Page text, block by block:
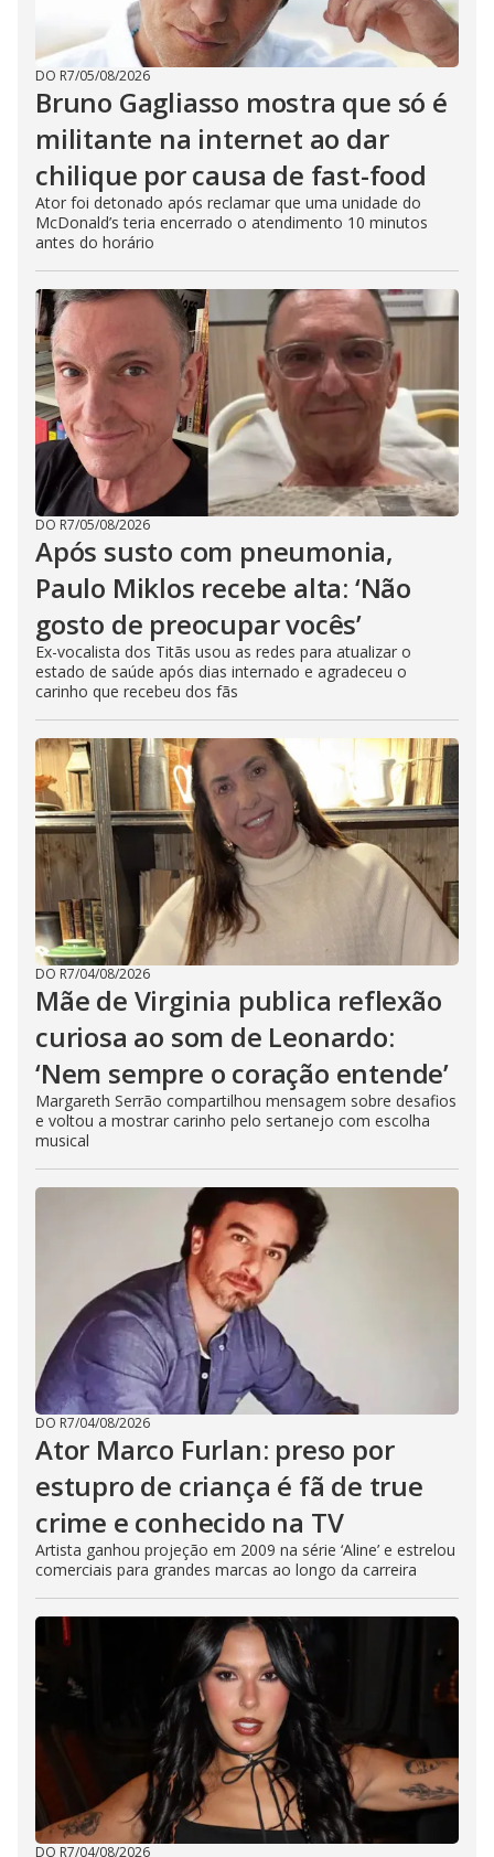
DO R7/05/08/2026
Bruno Gagliasso mostra que só é
militante na internet ao dar
chilique por causa de fast-food
Ator foi detonado após reclamar que uma unidade do
McDonald’s teria encerrado o atendimento 10 minutos
antes do horário
DO R7/05/08/2026
Após susto com pneumonia,
Paulo Miklos recebe alta: ‘Não
gosto de preocupar vocês’
Ex-vocalista dos Titãs usou as redes para atualizar o
estado de saúde após dias internado e agradeceu o
carinho que recebeu dos fãs
DO R7/04/08/2026
Mãe de Virginia publica reflexão
curiosa ao som de Leonardo:
‘Nem sempre o coração entende’
Margareth Serrão compartilhou mensagem sobre desafios
e voltou a mostrar carinho pelo sertanejo com escolha
musical
DO R7/04/08/2026
Ator Marco Furlan: preso por
estupro de criança é fã de true
crime e conhecido na TV
Artista ganhou projeção em 2009 na série ‘Aline’ e estrelou
comerciais para grandes marcas ao longo da carreira
DO R7/04/08/2026